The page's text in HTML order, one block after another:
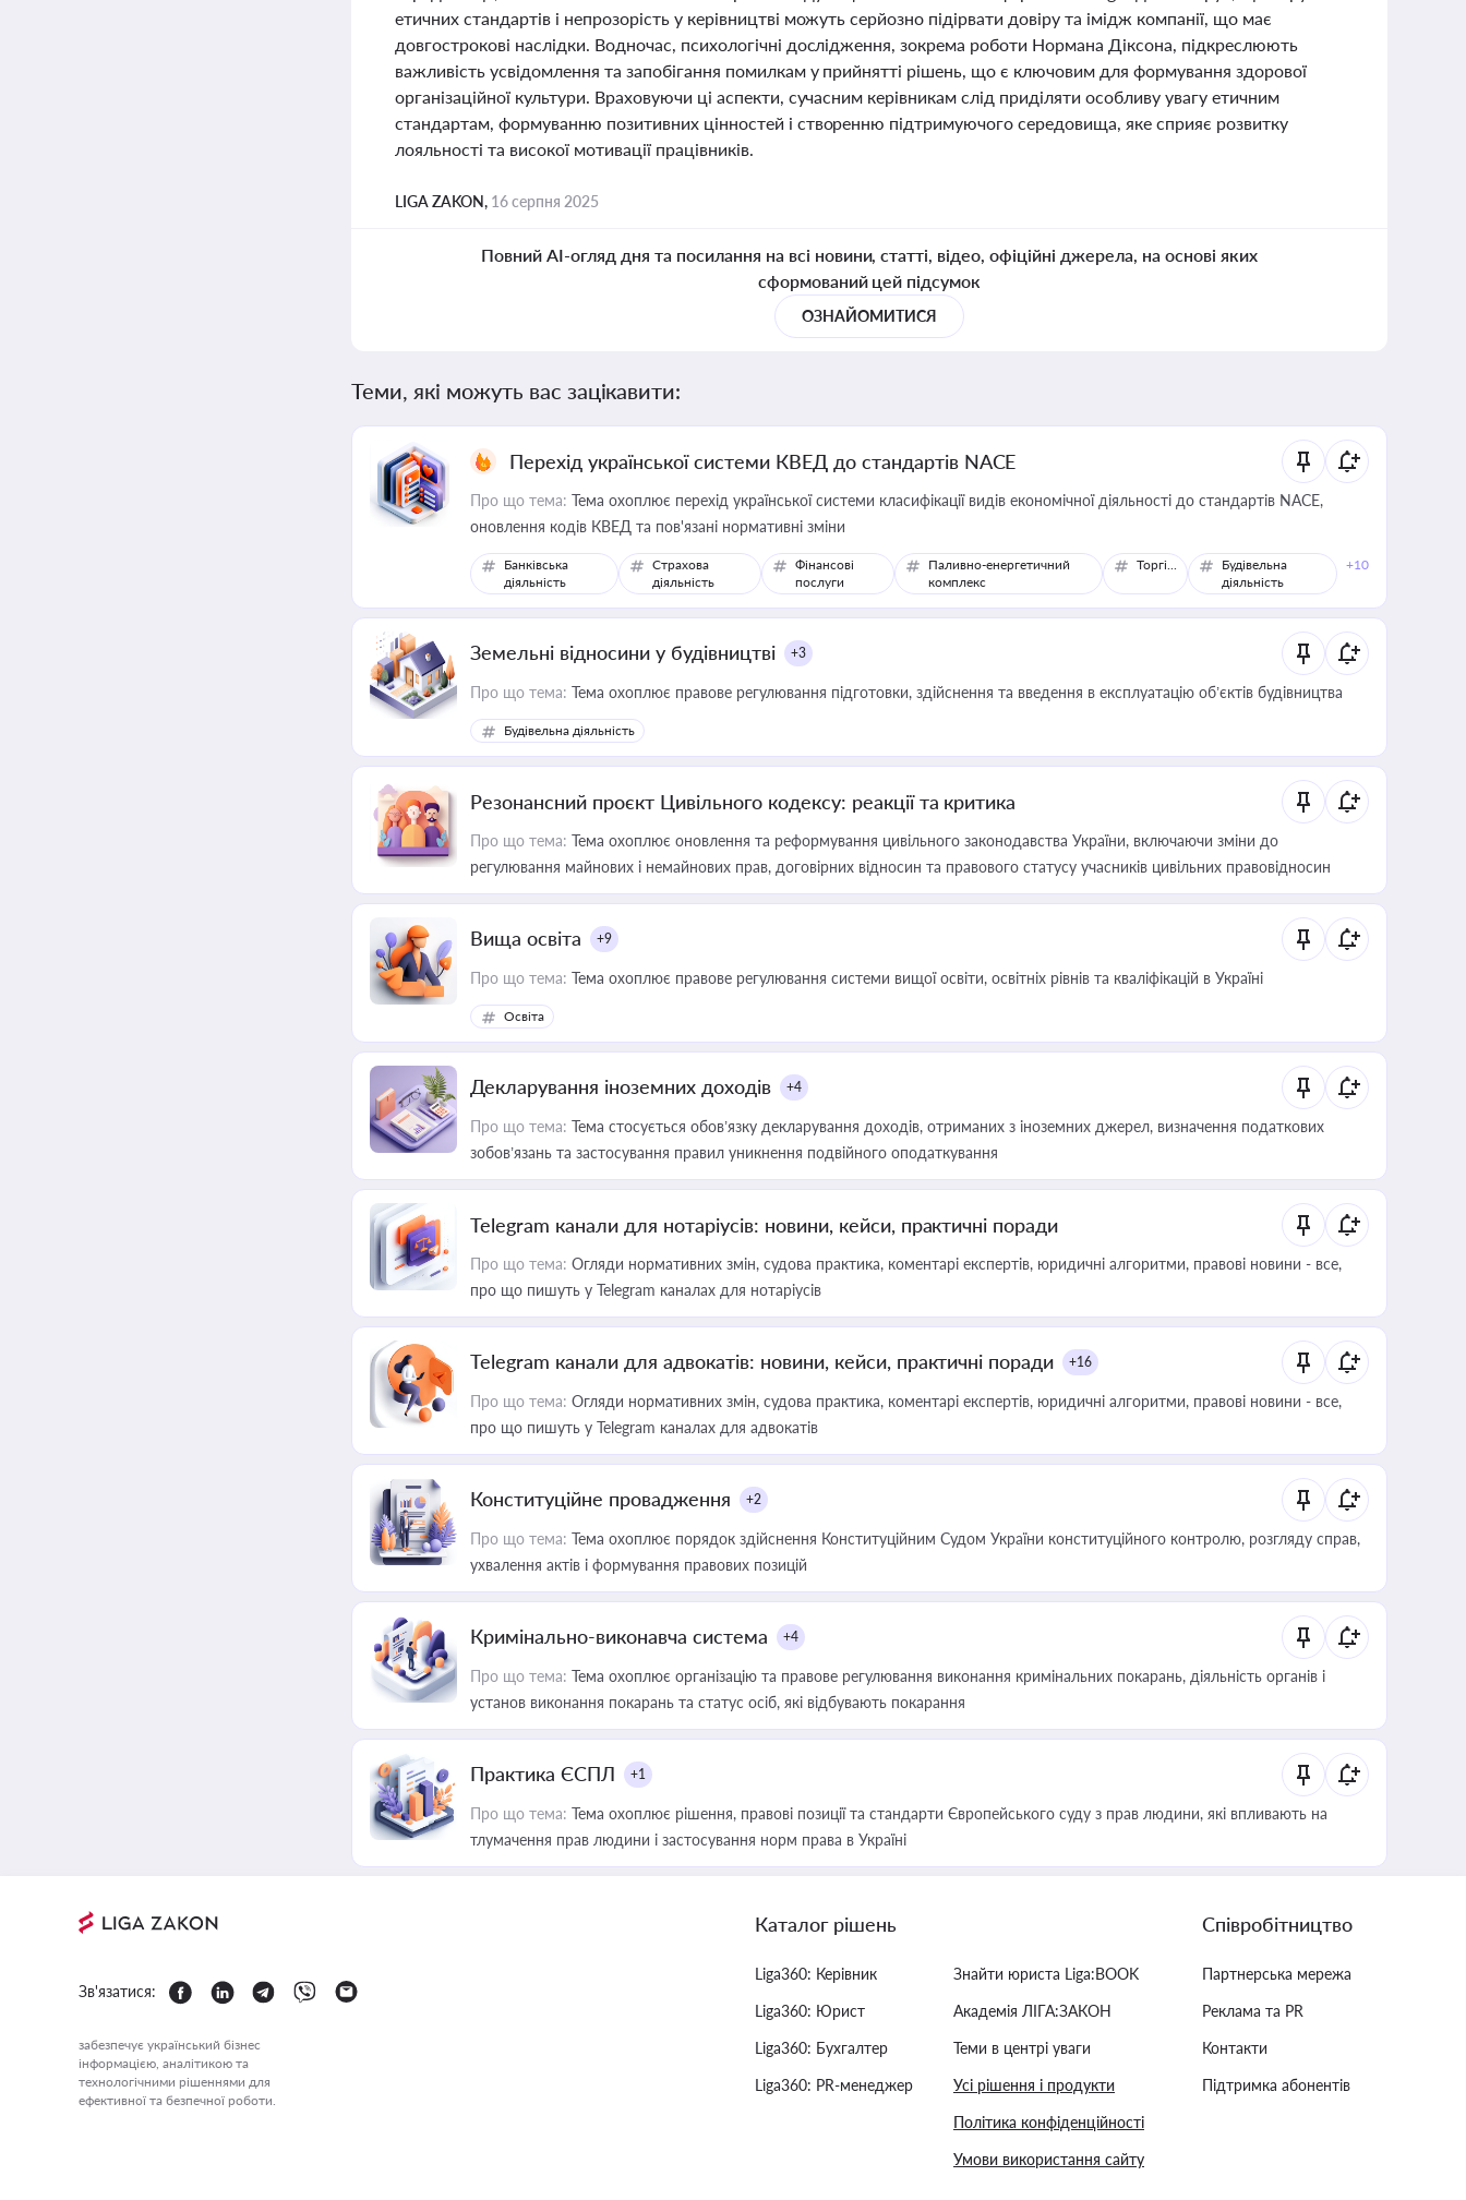
етичних стандартів і непрозорість у керівництві можуть серйозно підірвати довіру та імідж компанії, що має
довгострокові наслідки. Водночас, психологічні дослідження, зокрема роботи Нормана Діксона, підкреслюють
важливість усвідомлення та запобігання помилкам у прийнятті рішень, що є ключовим для формування здорової
організаційної культури. Враховуючи ці аспекти, сучасним керівникам слід приділяти особливу увагу етичним
стандартам, формуванню позитивних цінностей і створенню підтримуючого середовища, яке сприяє розвитку
лояльності та високої мотивації працівників.
LIGA ZAKON, 16 серпня 2025
Повний AI-огляд дня та посилання на всі новини, статті, відео, офіційні джерела, на основі яких
сформований цей підсумок
ОЗНАЙОМИТИСЯ
Теми, які можуть вас зацікавити:
Перехід української системи КВЕД до стандартів NACE
Про що тема: Тема охоплює перехід української системи класифікації видів економічної діяльності до стандартів NACE,
оновлення кодів КВЕД та пов'язані нормативні зміни
Банківська
діяльність
Страхова
діяльність
Фінансові
послуги
Паливно-енергетичний
комплекс
Торгівля
Будівельна
діяльність
+10
Земельні відносини у будівництві +3
Про що тема: Тема охоплює правове регулювання підготовки, здійснення та введення в експлуатацію об’єктів будівництва
Будівельна діяльність
Резонансний проєкт Цивільного кодексу: реакції та критика
Про що тема: Тема охоплює оновлення та реформування цивільного законодавства України, включаючи зміни до
регулювання майнових і немайнових прав, договірних відносин та правового статусу учасників цивільних правовідносин
Вища освіта +9
Про що тема: Тема охоплює правове регулювання системи вищої освіти, освітніх рівнів та кваліфікацій в Україні
Освіта
Декларування іноземних доходів +4
Про що тема: Тема стосується обов’язку декларування доходів, отриманих з іноземних джерел, визначення податкових
зобов’язань та застосування правил уникнення подвійного оподаткування
Telegram канали для нотаріусів: новини, кейси, практичні поради
Про що тема: Огляди нормативних змін, судова практика, коментарі експертів, юридичні алгоритми, правові новини - все,
про що пишуть у Telegram каналах для нотаріусів
Telegram канали для адвокатів: новини, кейси, практичні поради +16
Про що тема: Огляди нормативних змін, судова практика, коментарі експертів, юридичні алгоритми, правові новини - все,
про що пишуть у Telegram каналах для адвокатів
Конституційне провадження +2
Про що тема: Тема охоплює порядок здійснення Конституційним Судом України конституційного контролю, розгляду справ,
ухвалення актів і формування правових позицій
Кримінально-виконавча система +4
Про що тема: Тема охоплює організацію та правове регулювання виконання кримінальних покарань, діяльність органів і
установ виконання покарань та статус осіб, які відбувають покарання
Практика ЄСПЛ +1
Про що тема: Тема охоплює рішення, правові позиції та стандарти Європейського суду з прав людини, які впливають на
тлумачення прав людини і застосування норм права в Україні
Зв'язатися:
забезпечує український бізнес
інформацією, аналітикою та
технологічними рішеннями для
ефективної та безпечної роботи.
Каталог рішень
Liga360: Керівник
Liga360: Юрист
Liga360: Бухгалтер
Liga360: PR-менеджер
Знайти юриста Liga:BOOK
Академія ЛІГА:ЗАКОН
Теми в центрі уваги
Усі рішення і продукти
Політика конфіденційності
Умови використання сайту
Співробітництво
Партнерська мережа
Реклама та PR
Контакти
Підтримка абонентів